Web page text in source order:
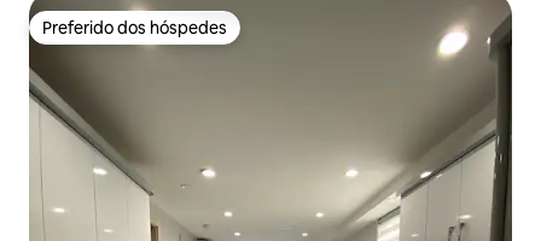
Preferido dos hóspedes
Preferido dos hóspedes